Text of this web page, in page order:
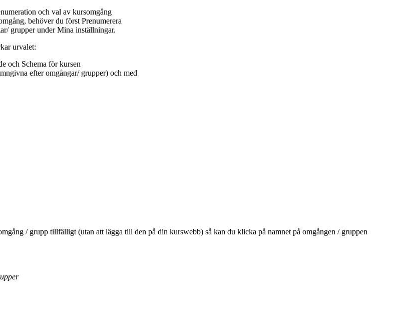
och val av kursomgång
behöver du först Prenumerera
grupper under Mina inställningar.
urvalet:
och Schema för kursen
efter omgångar/ grupper) och med
/ grupp tillfälligt (utan att lägga till den på din kurswebb) så kan du klicka på namnet på omgången / gruppen